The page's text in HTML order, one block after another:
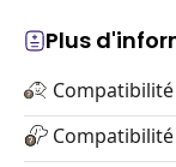
Plus